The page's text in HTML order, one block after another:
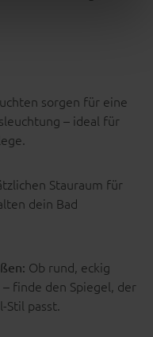
sorgen für eine
– ideal für
Stauraum für
dein Bad
Ob rund, eckig
finde den Spiegel, der
Stil passt.